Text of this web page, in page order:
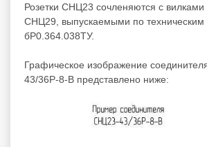
Розетки СНЦ23 сочленяются с
СНЦ29, выпускаемыми по техническим
бР0.364.038ТУ.
Графическое изображение
43/36Р-8-В представлено ниже: